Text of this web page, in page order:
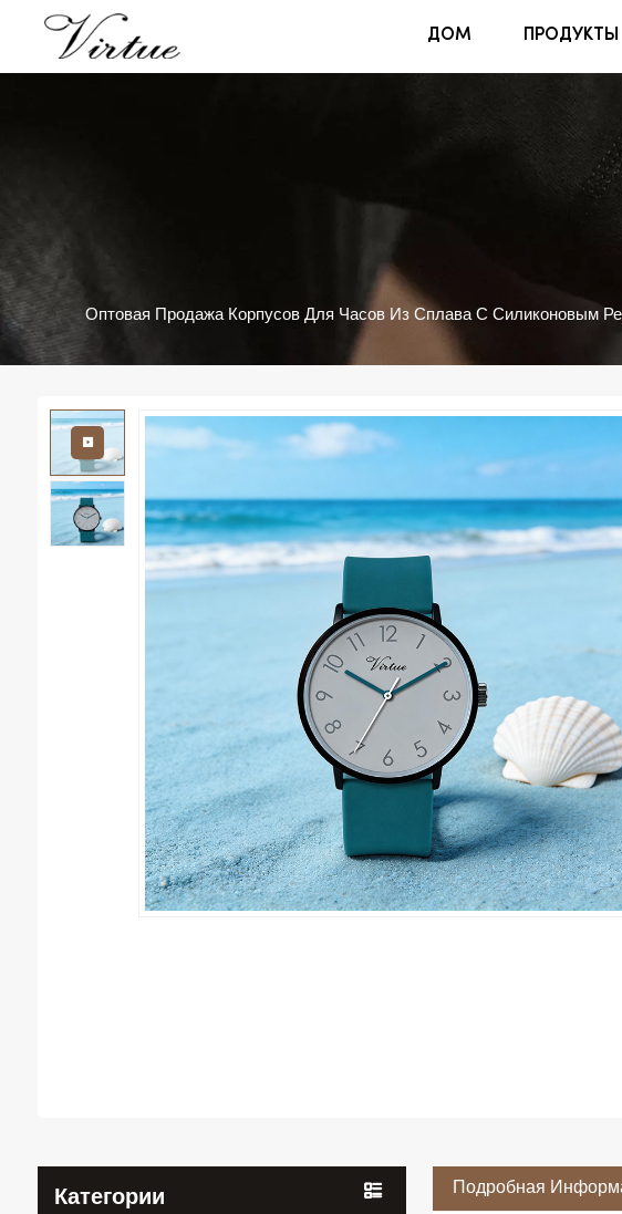
ДОМ ПРОДУКТЫ
Оптовая Продажа Корпусов Для Часов Из Сплава С Силиконовым
Категории Подробная